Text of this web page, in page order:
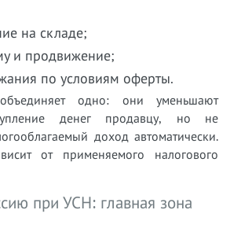
на складе;
и продвижение;
по условиям оферты.
одно: они уменьшают
денег продавцу, но не
доход автоматически.
от применяемого налогового
при УСН: главная зона